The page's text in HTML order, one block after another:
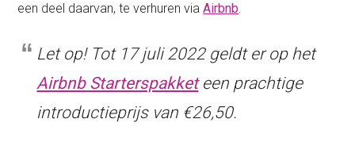
een deel daarvan, te verhuren viaAirbnb.
Let op! Tot 17 juli 2022 geldt er op het
Airbnb Starterspakketeen prachtige
introductieprijs van €26,50.